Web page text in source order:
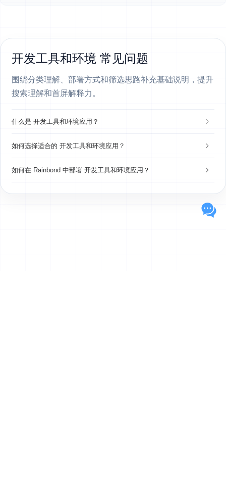
开发工具和环境 常见问题
围绕分类理解、部署方式和筛选思路补充基础说明，提升
搜索理解和首屏解释力。
什么是 开发工具和环境应用？
如何选择适合的 开发工具和环境应用？
如何在 Rainbond 中部署 开发工具和环境应用？